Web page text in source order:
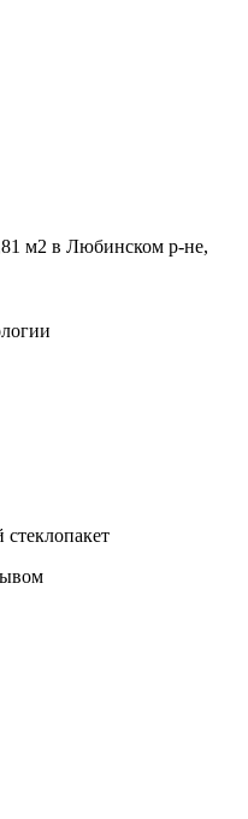
м2 в Любинском р-не,